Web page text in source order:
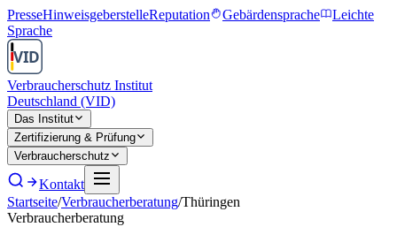
PresseHinweisgeberstelleReputation Gebärdensprache
Leichte
Sprache
Verbraucherschutz Institut
Deutschland (VID)
Das Institut
Zertifizierung & Prüfung
Verbraucherschutz
Kontakt
Startseite/Verbraucherberatung/Thüringen
Verbraucherberatung